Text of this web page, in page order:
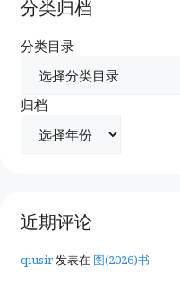
分类归档
分类目录
归档
近期评论
qiusir发表在 图(2026)书